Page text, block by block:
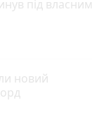
під власним
новий